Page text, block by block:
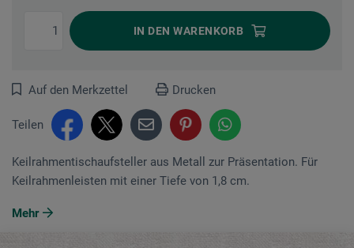
IN DEN WARENKORB
Auf den Merkzettel Drucken
Teilen
Keilrahmentischaufsteller aus Metall zur Präsentation. Für
Keilrahmenleisten mit einer Tiefe von 1,8 cm.
Mehr